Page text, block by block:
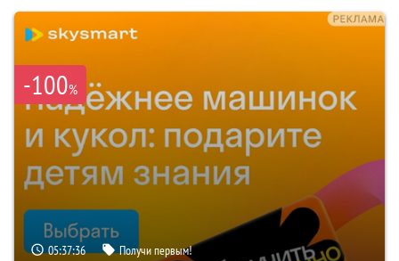
-100%
05:37:36 Получи первым!